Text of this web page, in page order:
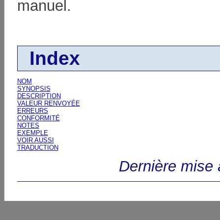
manuel.
Index
NOM
SYNOPSIS
DESCRIPTION
VALEUR RENVOYÉE
ERREURS
CONFORMITÉ
NOTES
EXEMPLE
VOIR AUSSI
TRADUCTION
Dernière mise